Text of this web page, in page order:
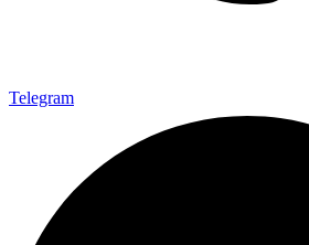
Telegram